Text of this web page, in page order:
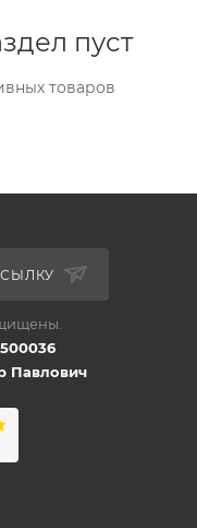
пуст
товаров
Павлович